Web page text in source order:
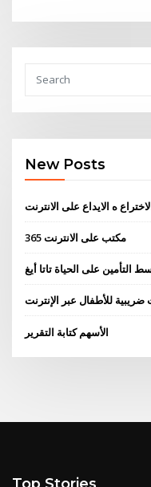
New Posts
ه الايداع على الانترنت
مكتب على الانترنت 365
التأمين على الحياة تاتا أيغ
ضريبية للأطفال عبر الإنترنت
الأسهم كتابة التقرير
Top Stories